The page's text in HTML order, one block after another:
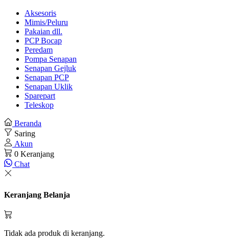
Aksesoris
Mimis/Peluru
Pakaian dll.
PCP Bocap
Peredam
Pompa Senapan
Senapan Gejluk
Senapan PCP
Senapan Uklik
Sparepart
Teleskop
Beranda
Saring
Akun
0 Keranjang
Chat
Keranjang Belanja
Tidak ada produk di keranjang.